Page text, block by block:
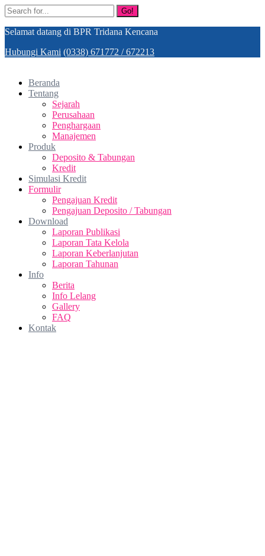
Go!
Selamat datang di BPR Tridana Kencana
Hubungi Kami (0338) 671772 / 672213
Beranda
Tentang
Sejarah
Perusahaan
Penghargaan
Manajemen
Produk
Deposito & Tabungan
Kredit
Simulasi Kredit
Formulir
Pengajuan Kredit
Pengajuan Deposito / Tabungan
Download
Laporan Publikasi
Laporan Tata Kelola
Laporan Keberlanjutan
Laporan Tahunan
Info
Berita
Info Lelang
Gallery
FAQ
Kontak